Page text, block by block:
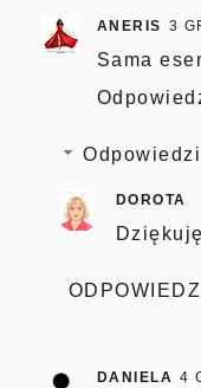
ANERIS 3
Sama
Odpowiedzi
DOROTA
ODPOWIEDZ
DANIELA 4